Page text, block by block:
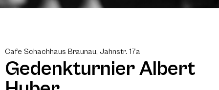
Cafe Schachhaus Braunau, Jahnstr. 17a
Gedenkturnier Albert